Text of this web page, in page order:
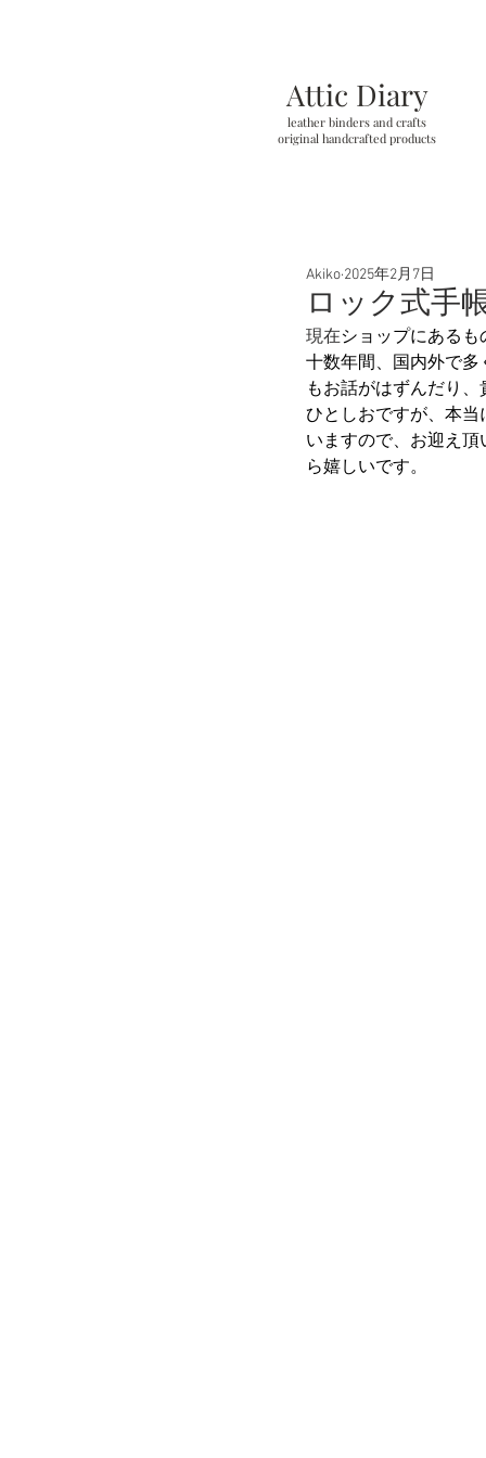
ロック式手
Akiko 2025年2月7日
現在ショップにある
十数年間、国内外で
もお話がはずんだり
ひとしおですが、本
いますので、お迎え
ら嬉しいです。
Attic Diary
leather binders and crafts
original handcrafted products